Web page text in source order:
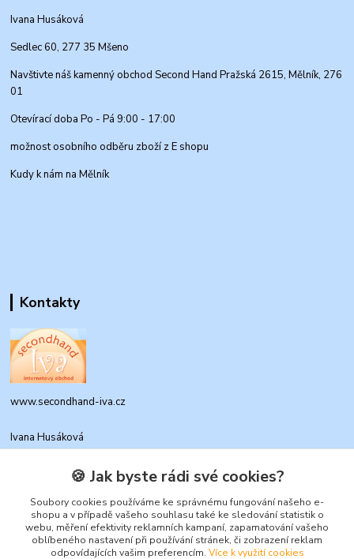
Ivana Husáková
Sedlec 60, 277 35 Mšeno
Navštivte náš kamenný obchod Second Hand Pražská 2615, Mělník, 276
01
Otevírací doba Po - Pá 9:00 - 17:00
možnost osobního odběru zboží z E shopu
Kudy k nám na Mělník
Kontakty
www.secondhand-iva.cz
Ivana Husáková
+420 315 695 684
(Po-Pá, 9-17 hod.)
info@secondhand-iva.cz
🍪 Jak byste rádi své cookies?
Soubory cookies používáme ke správnému fungování našeho e-
shopu a v případě vašeho souhlasu také ke sledování statistik o
webu, měření efektivity reklamních kampaní, zapamatování vašeho
oblíbeného nastavení při používání stránek, či zobrazení reklam
odpovídajících vašim preferencím. Více k využití cookies